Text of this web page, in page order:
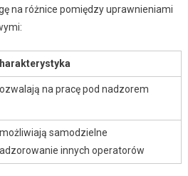
na różnice pomiędzy uprawnieniami
na pracę pod nadzorem
samodzielne
innych operatorów